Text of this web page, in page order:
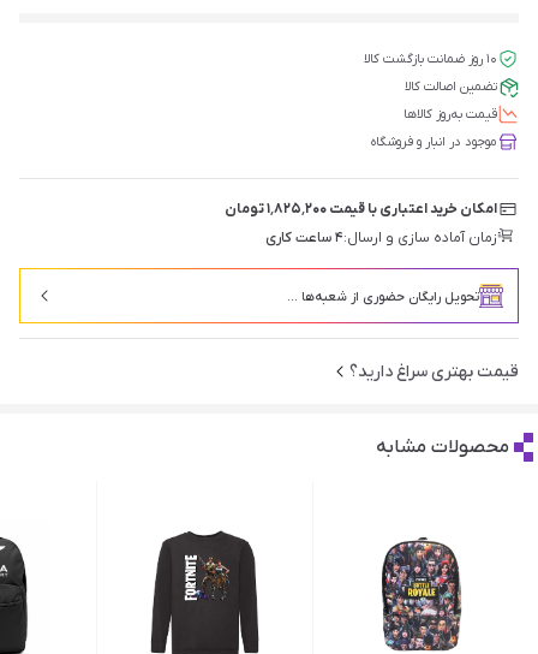
۱۰ روز ضمانت بازگشت کالا
تضمین اصالت کالا
قیمت‌ به‌روز کالاها
موجود در انبار و فروشگاه
امکان خرید اعتباری با قیمت ۱٬۸۲۵٬۲۰۰ تومان
زمان آماده سازی و ارسال:۴ ساعت کاری
تحویل رایگان حضوری از شعبه‌ها ...
قیمت بهتری سراغ دارید؟
محصولات مشابه